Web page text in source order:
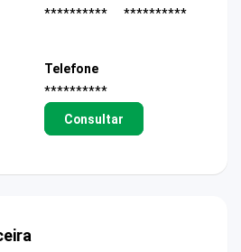
**********
**********
Telefone
**********
Consultar